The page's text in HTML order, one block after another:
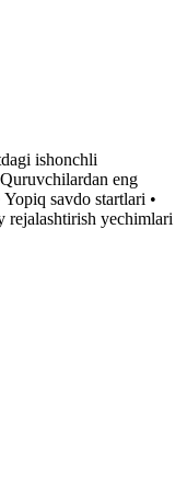
ishonchli
eng
savdo startlari •
rejalashtirish yechimlari